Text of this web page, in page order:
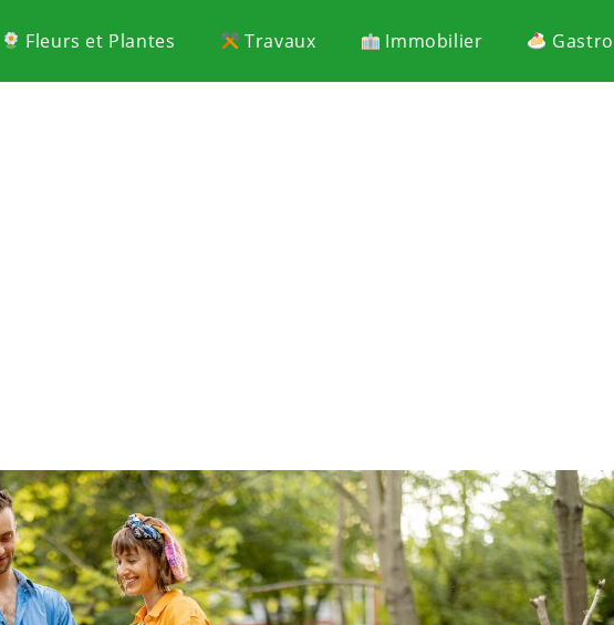
Fleurs et Plantes Travaux Immobilier